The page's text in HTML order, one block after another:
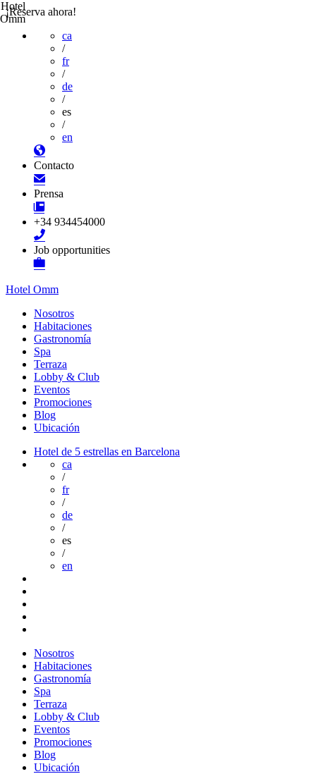
¡Reserva ahora!
ca
/
fr
/
de
/
es
/
en
Contacto
Prensa
+34 934454000
Job opportunities
Hotel Omm
Nosotros
Habitaciones
Gastronomía
Spa
Terraza
Lobby & Club
Eventos
Promociones
Blog
Ubicación
Hotel de 5 estrellas en Barcelona
ca
/
fr
/
de
/
es
/
en
Nosotros
Habitaciones
Gastronomía
Spa
Terraza
Lobby & Club
Eventos
Promociones
Blog
Ubicación
Hotel
Omm